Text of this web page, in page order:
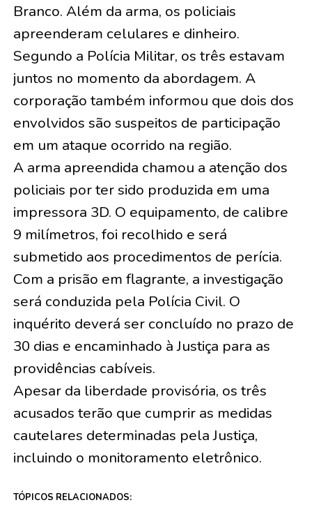
Branco. Além da arma, os policiais
apreenderam celulares e dinheiro.
Segundo a Polícia Militar, os três estavam
juntos no momento da abordagem. A
corporação também informou que dois dos
envolvidos são suspeitos de participação
em um ataque ocorrido na região.
A arma apreendida chamou a atenção dos
policiais por ter sido produzida em uma
impressora 3D. O equipamento, de calibre
9 milímetros, foi recolhido e será
submetido aos procedimentos de perícia.
Com a prisão em flagrante, a investigação
será conduzida pela Polícia Civil. O
inquérito deverá ser concluído no prazo de
30 dias e encaminhado à Justiça para as
providências cabíveis.
Apesar da liberdade provisória, os três
acusados terão que cumprir as medidas
cautelares determinadas pela Justiça,
incluindo o monitoramento eletrônico.
TÓPICOS RELACIONADOS: